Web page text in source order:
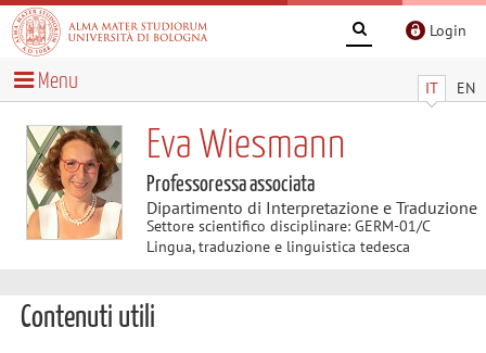
Login
IT EN
Menu
Eva Wiesmann
Professoressa associata
Dipartimento di Interpretazione e Traduzione
Settore scientifico disciplinare: GERM-01/C
Lingua, traduzione e linguistica tedesca
Contenuti utili